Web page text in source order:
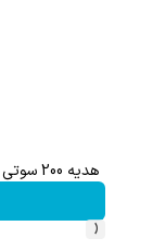
هدیه 200 سوتی با اولین خرید از گرمی،همین حالا ثبت نام کن
‹